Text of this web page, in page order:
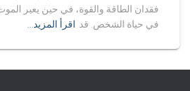
فقدان الطاقة والقوة، في حين يعبر
في حياة الشخص. قد اقرأ المزيد…